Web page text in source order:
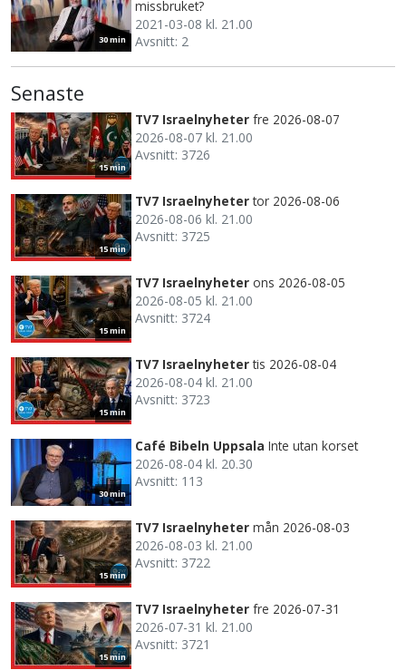
30 min
missbruket?
2021-03-08 kl. 21.00
Avsnitt: 2
Senaste
15 min
TV7 Israelnyheter fre 2026-08-07
2026-08-07 kl. 21.00
Avsnitt: 3726
15 min
TV7 Israelnyheter tor 2026-08-06
2026-08-06 kl. 21.00
Avsnitt: 3725
15 min
TV7 Israelnyheter ons 2026-08-05
2026-08-05 kl. 21.00
Avsnitt: 3724
15 min
TV7 Israelnyheter tis 2026-08-04
2026-08-04 kl. 21.00
Avsnitt: 3723
30 min
Café Bibeln Uppsala Inte utan korset
2026-08-04 kl. 20.30
Avsnitt: 113
15 min
TV7 Israelnyheter mån 2026-08-03
2026-08-03 kl. 21.00
Avsnitt: 3722
15 min
TV7 Israelnyheter fre 2026-07-31
2026-07-31 kl. 21.00
Avsnitt: 3721